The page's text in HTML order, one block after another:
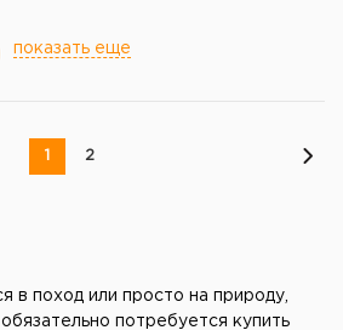
показать еще
1 2
в поход или просто на природу,
потребуется купить